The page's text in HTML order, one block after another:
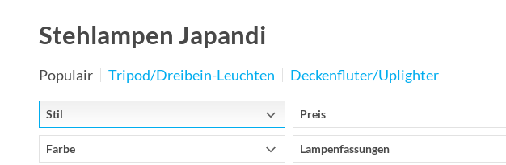
Stehlampen Japandi
Populair Tripod/Dreibein-Leuchten Deckenfluter/Uplighter
Stil Preis
Farbe Lampenfassungen